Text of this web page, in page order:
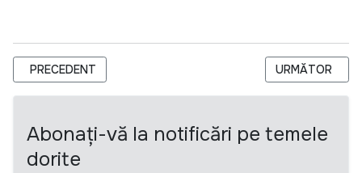
ARTICOL PRECEDENT: DIGITAL MARKETING SPECIALIST
PRECEDENT ARTICOLUL
URMĂTOR
Abonați-vă la notificări pe temele
dorite